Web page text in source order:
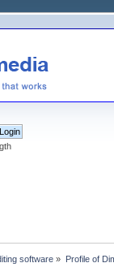
software » Profile of